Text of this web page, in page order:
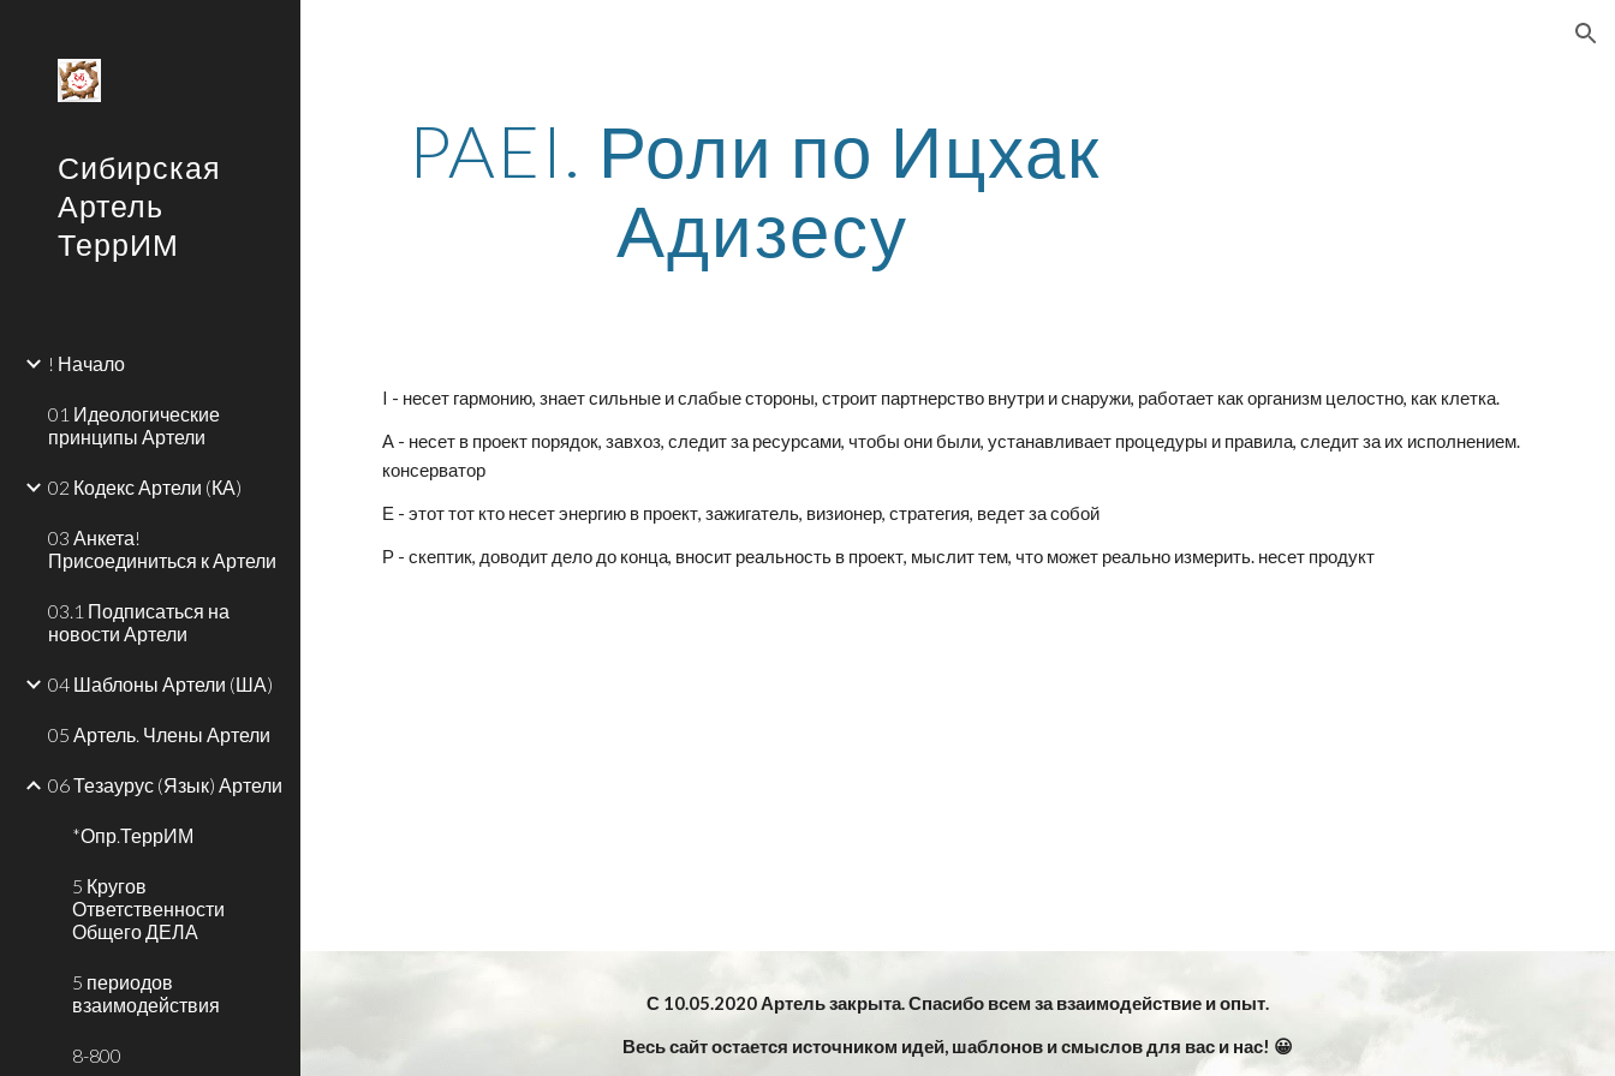
Сибирская
Артель
ТеррИМ
! Начало
01 Идеологические
принципы Артели
02 Кодекс Артели (КА)
03 Анкета!
Присоединиться к Артели
03.1 Подписаться на
новости Артели
04 Шаблоны Артели (ША)
05 Артель. Члены Артели
06 Тезаурус (Язык) Артели
*Опр.ТеррИМ
5 Кругов
Ответственности
Общего ДЕЛА
5 периодов
взаимодействия
8-800
PAEI. Роли по Ицхак
Адизесу
I - несет гармонию, знает сильные и слабые стороны, строит партнерство внутри и снаружи, работает как организм целостно, как клетка.
А - несет в проект порядок, завхоз, следит за ресурсами, чтобы они были, устанавливает процедуры и правила, следит за их исполнением.
консерватор
Е - этот тот кто несет энергию в проект, зажигатель, визионер, стратегия, ведет за собой
Р - скептик, доводит дело до конца, вносит реальность в проект, мыслит тем, что может реально измерить. несет продукт
С 10.05.2020 Артель закрыта. Спасибо всем за взаимодействие и опыт.
Весь сайт остается источником идей, шаблонов и смыслов для вас и нас! 😀